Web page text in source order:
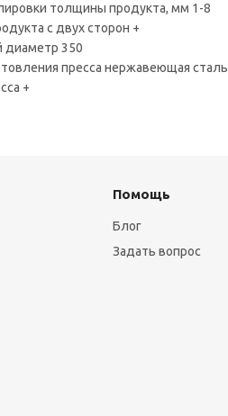
толщины продукта, мм 1-8
с двух сторон +
диаметр 350
пресса нержавеющая сталь
+
Помощь
Блог
Задать вопрос